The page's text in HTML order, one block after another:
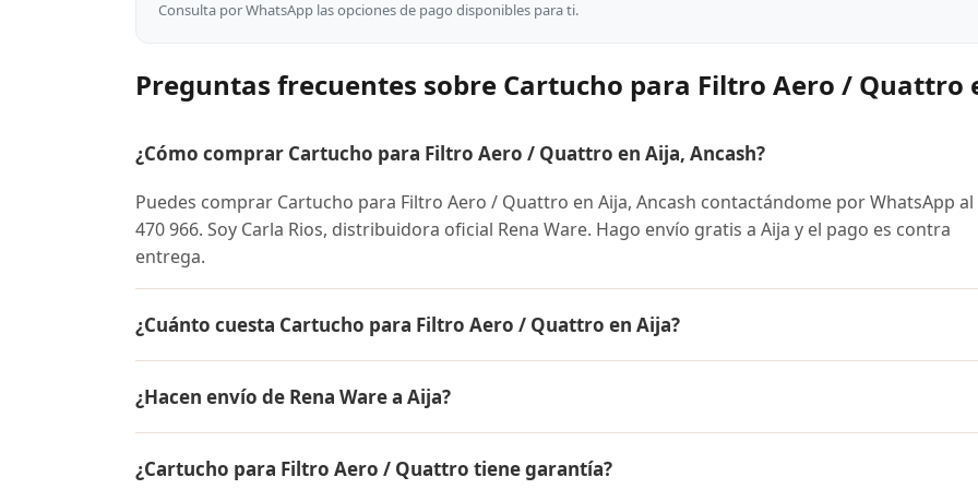
Consulta por WhatsApp las opciones de pago disponibles para ti.
Preguntas frecuentes sobre Cartucho para Filtro Aero / Quattro
¿Cómo comprar Cartucho para Filtro Aero / Quattro en Aija, Ancash?
Puedes comprar Cartucho para Filtro Aero / Quattro en Aija, Ancash contactándome por WhatsApp al
470 966. Soy Carla Rios, distribuidora oficial Rena Ware. Hago envío gratis a Aija y el pago es contra
entrega.
¿Cuánto cuesta Cartucho para Filtro Aero / Quattro en Aija?
para conocer el precio actual, promociones disponibles y facilidades de pago en cuotas desde el 10%
inicial.
¿Hacen envío de Rena Ware a Aija?
contra entrega.
¿Cartucho para Filtro Aero / Quattro tiene garantía?